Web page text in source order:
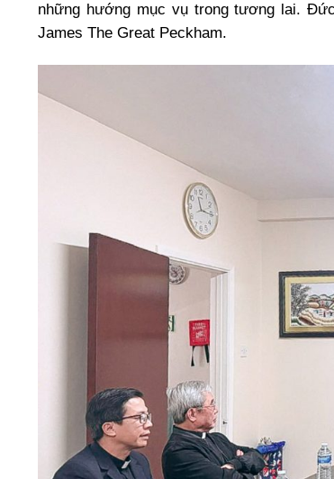
những hướng mục vụ trong tương lai.
James The Great Peckham.